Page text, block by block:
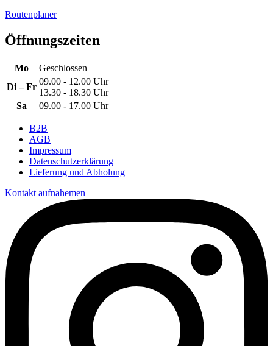
Routenplaner
Öffnungszeiten
Mo
Geschlossen
Di – Fr
09.00 - 12.00 Uhr
13.30 - 18.30 Uhr
Sa
09.00 - 17.00 Uhr
B2B
AGB
Impressum
Datenschutzerklärung
Lieferung und Abholung
Kontakt aufnahemen